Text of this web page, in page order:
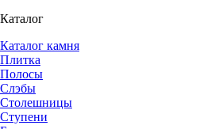
Каталог
Каталог камня
Плитка
Полосы
Слэбы
Столешницы
Ступени